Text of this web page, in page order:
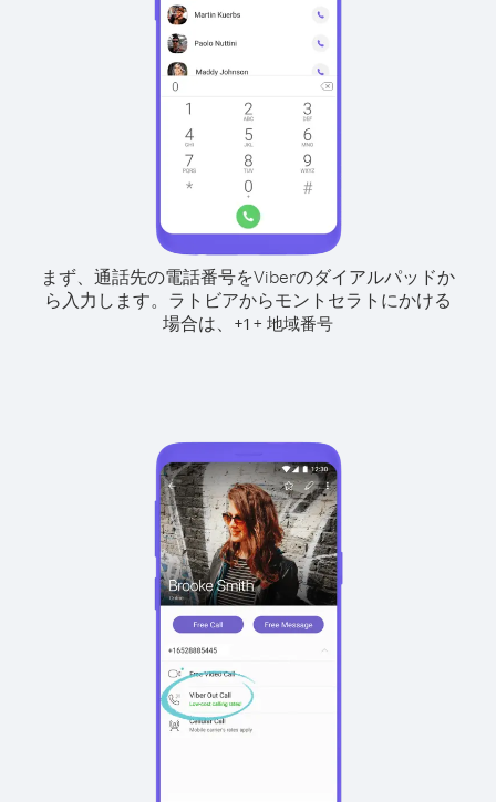
まず、通話先の電話番号をViberのダイアルパッドか
ら入力します。 ラトビアからモントセラトにかける
場合は、 +1 + 地域番号